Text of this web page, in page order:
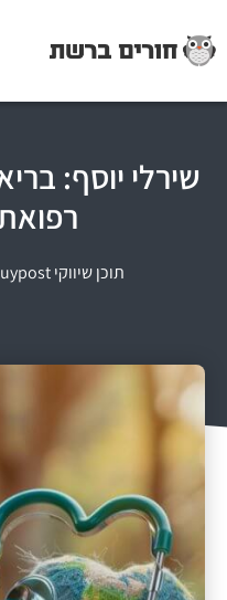
שירלי יוסף:
תוכן שיווקי buypost